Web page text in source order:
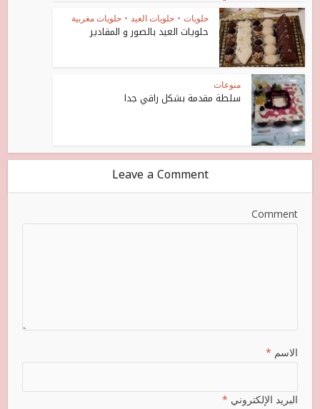
حلويات • حلويات العيد • حلويات مغربية
حلويات العيد بالصور و المقادير
منوعات
سلطة مقدمة بشكل راقي جدا
Leave a Comment
Comment
الاسم *
البريد الإلكتروني *